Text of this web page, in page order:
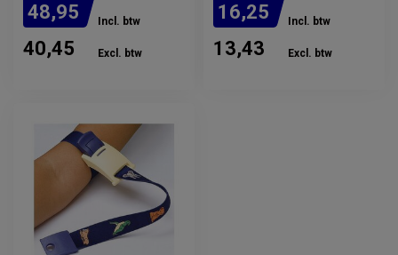
48,95 Incl. btw
40,45 Excl. btw
16,25 Incl. btw
13,43 Excl. btw